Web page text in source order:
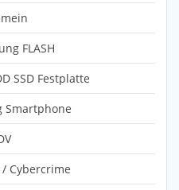
FLASH
SSD Festplatte
Smartphone
Cybercrime